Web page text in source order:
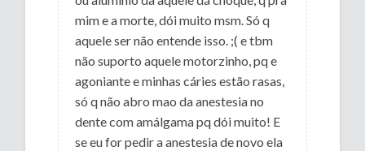
mim e a morte, dói muito msm. Só q
aquele ser não entende isso. ;( e tbm
não suporto aquele motorzinho, pq e
agoniante e minhas cáries estão rasas,
só q não abro mao da anestesia no
dente com amálgama pq dói muito! E
se eu for pedir a anestesia de novo ela